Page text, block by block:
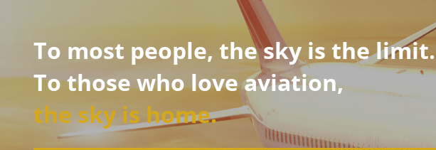
To most people, the sky is the limit.
To those who love aviation,
the sky is home.